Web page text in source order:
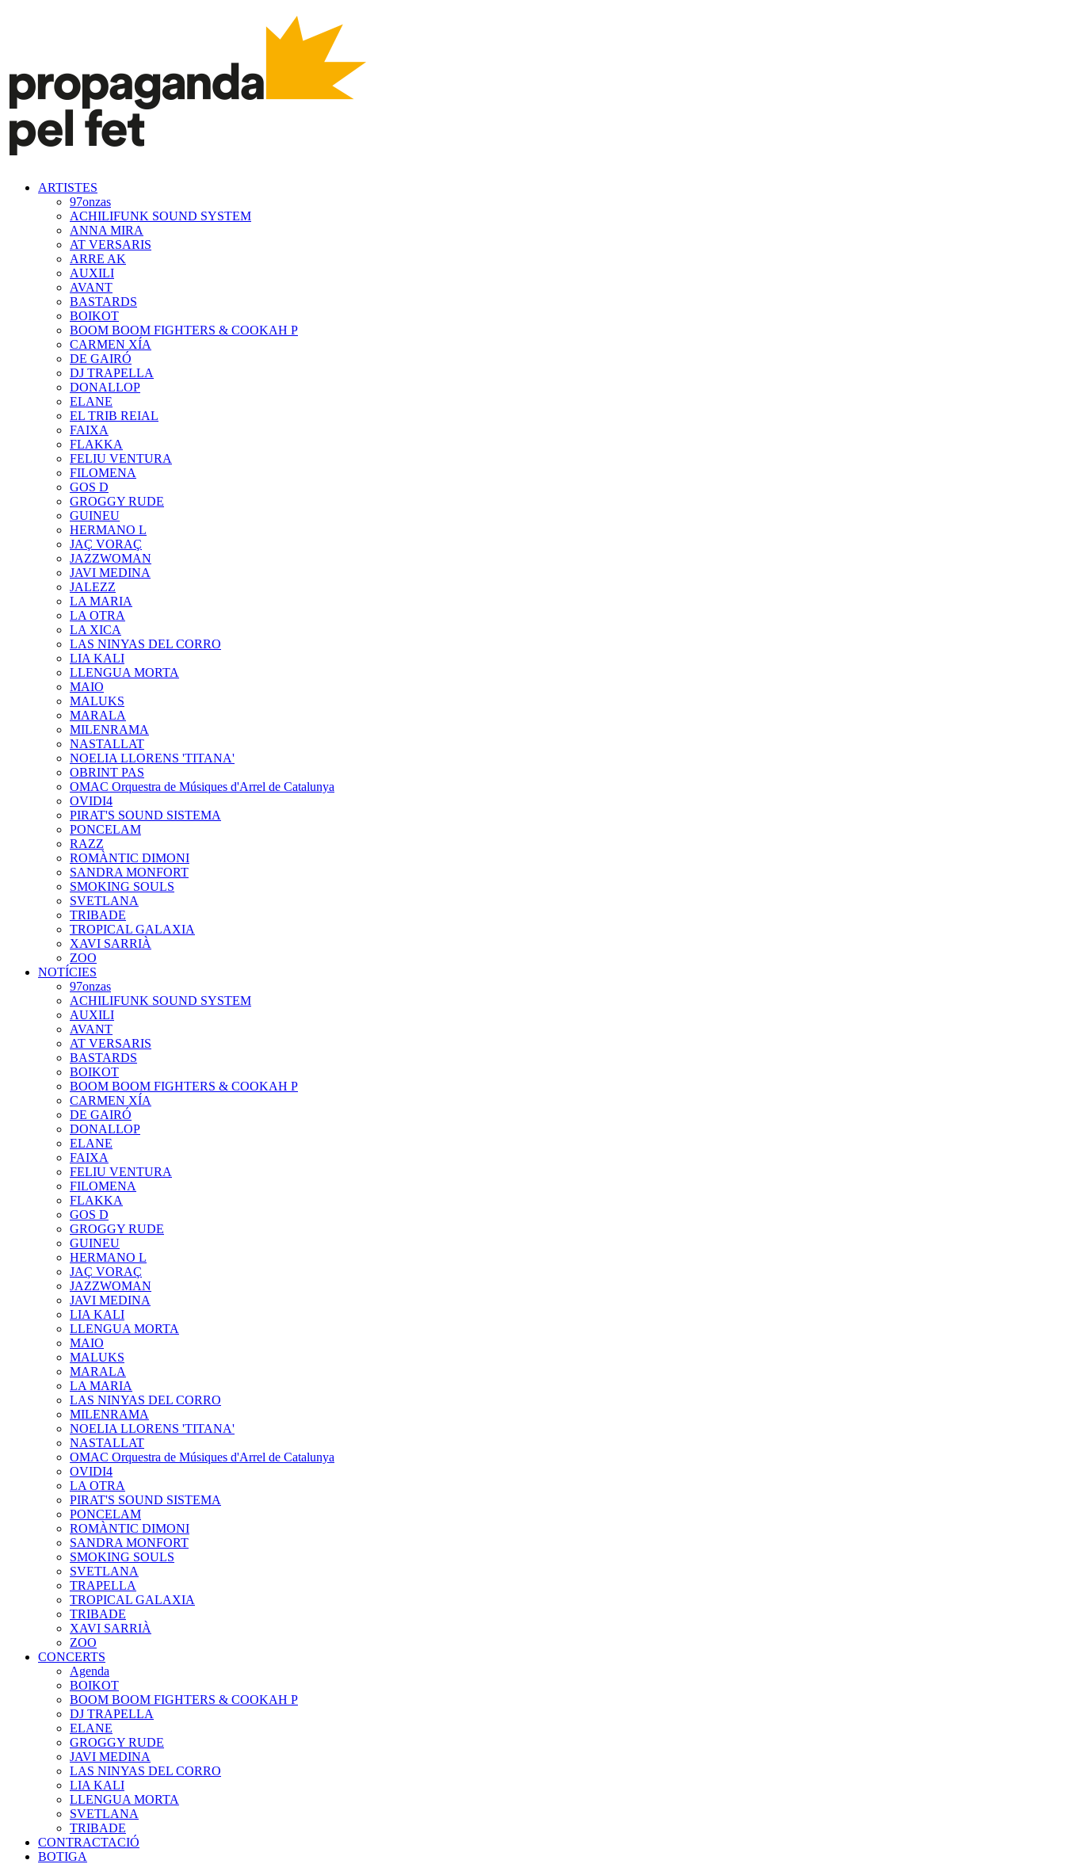
ARTISTES
97onzas
ACHILIFUNK SOUND SYSTEM
ANNA MIRA
AT VERSARIS
ARRE AK
AUXILI
AVANT
BASTARDS
BOIKOT
BOOM BOOM FIGHTERS & COOKAH P
CARMEN XÍA
DE GAIRÓ
DJ TRAPELLA
DONALLOP
ELANE
EL TRIB REIAL
FAIXA
FLAKKA
FELIU VENTURA
FILOMENA
GOS D
GROGGY RUDE
GUINEU
HERMANO L
JAÇ VORAÇ
JAZZWOMAN
JAVI MEDINA
JALEZZ
LA MARIA
LA OTRA
LA XICA
LAS NINYAS DEL CORRO
LIA KALI
LLENGUA MORTA
MAIO
MALUKS
MARALA
MILENRAMA
NASTALLAT
NOELIA LLORENS 'TITANA'
OBRINT PAS
OMAC Orquestra de Músiques d'Arrel de Catalunya
OVIDI4
PIRAT'S SOUND SISTEMA
PONCELAM
RAZZ
ROMÀNTIC DIMONI
SANDRA MONFORT
SMOKING SOULS
SVETLANA
TRIBADE
TROPICAL GALAXIA
XAVI SARRIÀ
ZOO
NOTÍCIES
97onzas
ACHILIFUNK SOUND SYSTEM
AUXILI
AVANT
AT VERSARIS
BASTARDS
BOIKOT
BOOM BOOM FIGHTERS & COOKAH P
CARMEN XÍA
DE GAIRÓ
DONALLOP
ELANE
FAIXA
FELIU VENTURA
FILOMENA
FLAKKA
GOS D
GROGGY RUDE
GUINEU
HERMANO L
JAÇ VORAÇ
JAZZWOMAN
JAVI MEDINA
LIA KALI
LLENGUA MORTA
MAIO
MALUKS
MARALA
LA MARIA
LAS NINYAS DEL CORRO
MILENRAMA
NOELIA LLORENS 'TITANA'
NASTALLAT
OMAC Orquestra de Músiques d'Arrel de Catalunya
OVIDI4
LA OTRA
PIRAT'S SOUND SISTEMA
PONCELAM
ROMÀNTIC DIMONI
SANDRA MONFORT
SMOKING SOULS
SVETLANA
TRAPELLA
TROPICAL GALAXIA
TRIBADE
XAVI SARRIÀ
ZOO
CONCERTS
Agenda
BOIKOT
BOOM BOOM FIGHTERS & COOKAH P
DJ TRAPELLA
ELANE
GROGGY RUDE
JAVI MEDINA
LAS NINYAS DEL CORRO
LIA KALI
LLENGUA MORTA
SVETLANA
TRIBADE
CONTRACTACIÓ
BOTIGA